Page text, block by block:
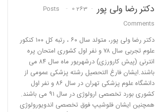
دکتر رضا ولی پور 263 Posts
0
Comments
دكتر رضا ولی پور، متولد سال ٦٠ ، رتبه كل ١٠٠ كنكور
علوم تجربی سال ٧٨ و نفر اول كشوری امتحان پره
انترنی (پیش كارورزی) درشهریور ماه سال ٨٤ می
باشند.ایشان فارغ التحصیل رشته پزشكی عمومی از
دانشگاه علوم پزشكی تهران در سال ٨٦ و نفر اول
كشوری بورد تخصصی ارولوژی در سال ٩١ می باشند.
همچنین ایشان فلوشیپ فوق تخصصی اندویورولوژی